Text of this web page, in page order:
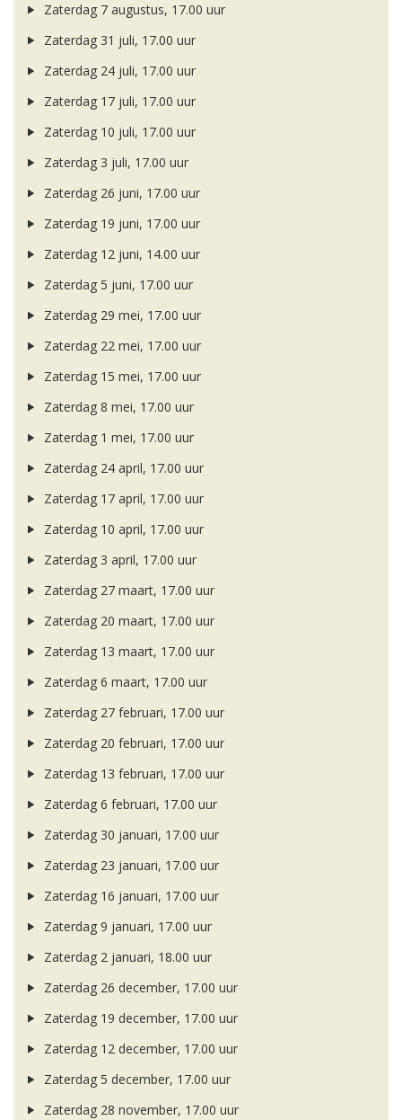
Zaterdag 7 augustus, 17.00 uur
Zaterdag 31 juli, 17.00 uur
Zaterdag 24 juli, 17.00 uur
Zaterdag 17 juli, 17.00 uur
Zaterdag 10 juli, 17.00 uur
Zaterdag 3 juli, 17.00 uur
Zaterdag 26 juni, 17.00 uur
Zaterdag 19 juni, 17.00 uur
Zaterdag 12 juni, 14.00 uur
Zaterdag 5 juni, 17.00 uur
Zaterdag 29 mei, 17.00 uur
Zaterdag 22 mei, 17.00 uur
Zaterdag 15 mei, 17.00 uur
Zaterdag 8 mei, 17.00 uur
Zaterdag 1 mei, 17.00 uur
Zaterdag 24 april, 17.00 uur
Zaterdag 17 april, 17.00 uur
Zaterdag 10 april, 17.00 uur
Zaterdag 3 april, 17.00 uur
Zaterdag 27 maart, 17.00 uur
Zaterdag 20 maart, 17.00 uur
Zaterdag 13 maart, 17.00 uur
Zaterdag 6 maart, 17.00 uur
Zaterdag 27 februari, 17.00 uur
Zaterdag 20 februari, 17.00 uur
Zaterdag 13 februari, 17.00 uur
Zaterdag 6 februari, 17.00 uur
Zaterdag 30 januari, 17.00 uur
Zaterdag 23 januari, 17.00 uur
Zaterdag 16 januari, 17.00 uur
Zaterdag 9 januari, 17.00 uur
Zaterdag 2 januari, 18.00 uur
Zaterdag 26 december, 17.00 uur
Zaterdag 19 december, 17.00 uur
Zaterdag 12 december, 17.00 uur
Zaterdag 5 december, 17.00 uur
Zaterdag 28 november, 17.00 uur